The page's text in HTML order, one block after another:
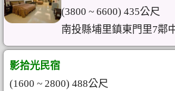
(3800 ~ 6600) 435公尺
南投縣埔里鎮東門里7鄰
影拾光民宿
(1600 ~ 2800) 488公尺